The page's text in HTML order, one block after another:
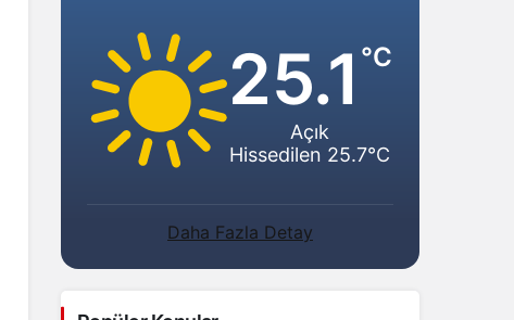
25.1 °C
Açık
Hissedilen 25.7°C
Daha Fazla Detay